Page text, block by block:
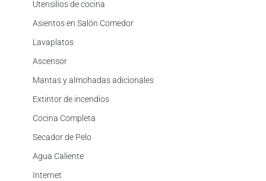
Utensilios de cocina
Asientos en Salón Comedor
Lavaplatos
Ascensor
Mantas y almohadas adicionales
Extintor de incendios
Cocina Completa
Secador de Pelo
Agua Caliente
Internet